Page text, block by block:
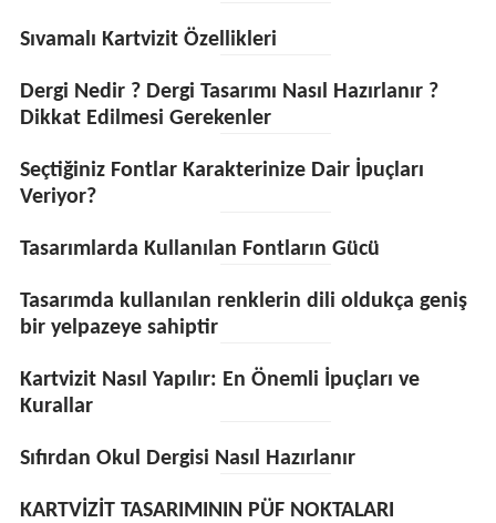
Sıvamalı Kartvizit Özellikleri
Dergi Nedir ? Dergi Tasarımı Nasıl Hazırlanır ?
Dikkat Edilmesi Gerekenler
Seçtiğiniz Fontlar Karakterinize Dair İpuçları
Veriyor?
Tasarımlarda Kullanılan Fontların Gücü
Tasarımda kullanılan renklerin dili oldukça geniş
bir yelpazeye sahiptir
Kartvizit Nasıl Yapılır: En Önemli İpuçları ve
Kurallar
Sıfırdan Okul Dergisi Nasıl Hazırlanır
KARTVİZİT TASARIMININ PÜF NOKTALARI